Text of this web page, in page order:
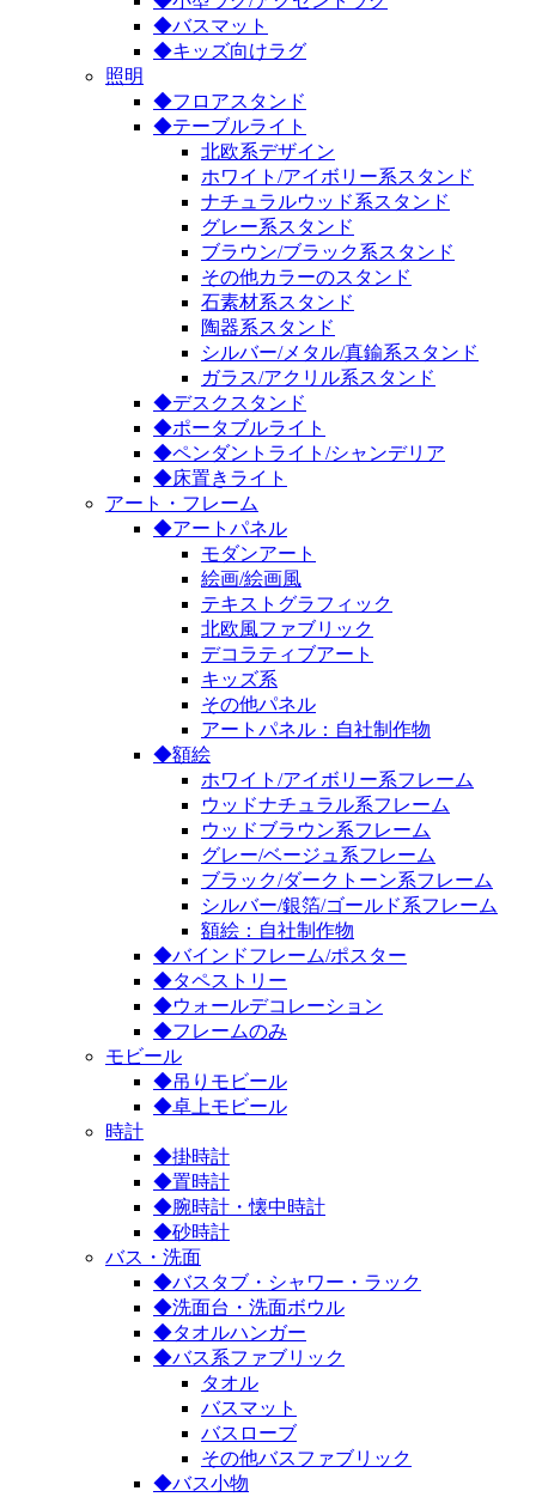
◆バスマット
◆キッズ向けラグ
照明
◆フロアスタンド
◆テーブルライト
北欧系デザイン
ホワイト/アイボリー系スタンド
ナチュラルウッド系スタンド
グレー系スタンド
ブラウン/ブラック系スタンド
その他カラーのスタンド
石素材系スタンド
陶器系スタンド
シルバー/メタル/真鍮系スタンド
ガラス/アクリル系スタンド
◆デスクスタンド
◆ポータブルライト
◆ペンダントライト/シャンデリア
◆床置きライト
アート・フレーム
◆アートパネル
モダンアート
絵画/絵画風
テキストグラフィック
北欧風ファブリック
デコラティブアート
キッズ系
その他パネル
アートパネル：自社制作物
◆額絵
ホワイト/アイボリー系フレーム
ウッドナチュラル系フレーム
ウッドブラウン系フレーム
グレー/ベージュ系フレーム
ブラック/ダークトーン系フレーム
シルバー/銀箔/ゴールド系フレーム
額絵：自社制作物
◆バインドフレーム/ポスター
◆タペストリー
◆ウォールデコレーション
◆フレームのみ
モビール
◆吊りモビール
◆卓上モビール
時計
◆掛時計
◆置時計
◆腕時計・懐中時計
◆砂時計
バス・洗面
◆バスタブ・シャワー・ラック
◆洗面台・洗面ボウル
◆タオルハンガー
◆バス系ファブリック
タオル
バスマット
バスローブ
その他バスファブリック
◆バス小物